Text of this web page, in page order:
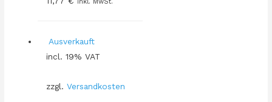
Ausverkauft
incl. 19% VAT
zzgl. Versandkosten